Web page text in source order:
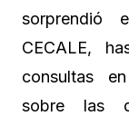
sorprendió
CECALE,
consultas
sobre las